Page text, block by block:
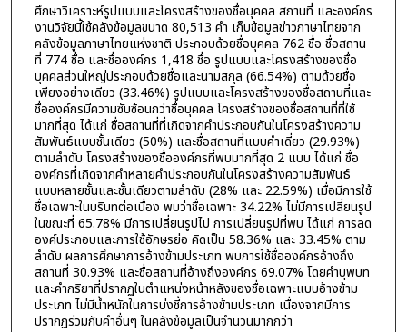
ศึกษาวิเคราะห์รูปแบบและโครงสร้างของชื่อบุคคล สถานที่ และองค์กร
งานวิจัยนี้ใช้คลังข้อมูลขนาด 80,513 คำ เก็บข้อมูลข่าวภาษาไทยจาก
คลังข้อมูลภาษาไทยแห่งชาติ ประกอบด้วยชื่อบุคคล 762 ชื่อ ชื่อสถาน
ที่ 774 ชื่อ และชื่อองค์กร 1,418 ชื่อ รูปแบบและโครงสร้างของชื่อ
บุคคลส่วนใหญ่ประกอบด้วยชื่อและนามสกุล (66.54%) ตามด้วยชื่อ
เพียงอย่างเดียว (33.46%) รูปแบบและโครงสร้างของชื่อสถานที่และ
ชื่อองค์กรมีความซับซ้อนกว่าชื่อบุคคล โครงสร้างของชื่อสถานที่ที่ใช้
มากที่สุด ได้แก่ ชื่อสถานที่ที่เกิดจากคำประกอบกันในโครงสร้างความ
สัมพันธ์แบบชั้นเดียว (50%) และชื่อสถานที่แบบคำเดี่ยว (29.93%)
ตามลำดับ โครงสร้างของชื่อองค์กรที่พบมากที่สุด 2 แบบ ได้แก่ ชื่อ
องค์กรที่เกิดจากคำหลายคำประกอบกันในโครงสร้างความสัมพันธ์
แบบหลายชั้นและชั้นเดียวตามลำดับ (28% และ 22.59%) เมื่อมีการใช้
ชื่อเฉพาะในบริบทต่อเนื่อง พบว่าชื่อเฉพาะ 34.22% ไม่มีการเปลี่ยนรูป
ในขณะที่ 65.78% มีการเปลี่ยนรูปไป การเปลี่ยนรูปที่พบ ได้แก่ การลด
องค์ประกอบและการใช้อักษรย่อ คิดเป็น 58.36% และ 33.45% ตาม
ลำดับ ผลการศึกษาการอ้างข้ามประเภท พบการใช้ชื่อองค์กรอ้างถึง
สถานที่ 30.93% และชื่อสถานที่อ้างถึงองค์กร 69.07% โดยคำบุพบท
และคำกริยาที่ปรากฏในตำแหน่งหน้าหลังของชื่อเฉพาะแบบอ้างข้าม
ประเภท ไม่มีน้ำหนักในการบ่งชี้การอ้างข้ามประเภท เนื่องจากมีการ
ปรากฏร่วมกับคำอื่นๆ ในคลังข้อมูลเป็นจำนวนมากกว่า